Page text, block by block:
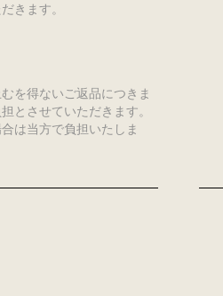
きます。
を得ないご返品につきま
とさせていただきます。
は当方で負担いたしま